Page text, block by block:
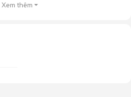
Xem thêm